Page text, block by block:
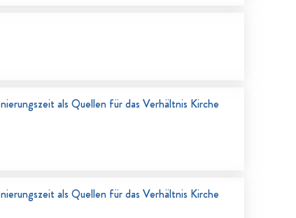
als Quellen für das Verhältnis Kirche
als Quellen für das Verhältnis Kirche